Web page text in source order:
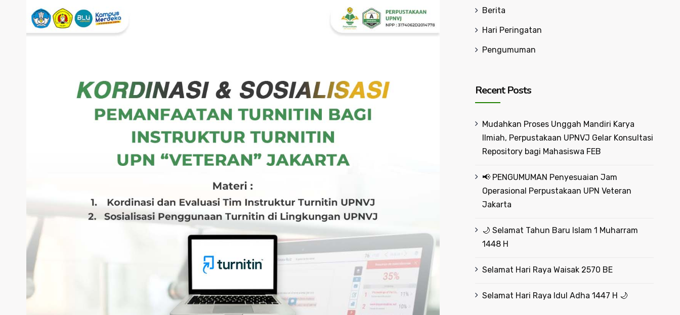
Berita
Hari Peringatan
Pengumuman
Recent Posts
Mudahkan Proses Unggah Mandiri Karya
Ilmiah, Perpustakaan UPNVJ Gelar Konsultasi
Repository bagi Mahasiswa FEB
📢 PENGUMUMAN Penyesuaian Jam
Operasional Perpustakaan UPN Veteran
Jakarta
🌙 Selamat Tahun Baru Islam 1 Muharram
1448 H
Selamat Hari Raya Waisak 2570 BE
Selamat Hari Raya Idul Adha 1447 H 🌙